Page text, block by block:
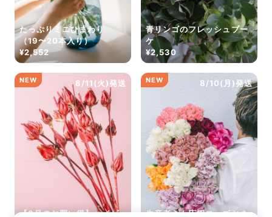
たっぷりミニひまわり
（19〜20本入り）
¥2,552
青リンゴのフレッシュブー
ケ
¥2,530
8/11(火)発送
NEW
【8月のお買い得】ハイビ
8/10(月)発送
NEW
生産者さん応援ローズおま